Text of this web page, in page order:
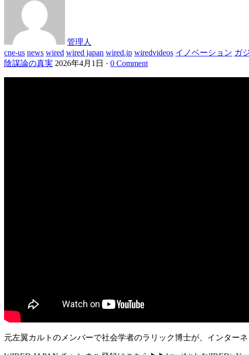
管理人
cne-us news wired wired japan wired.jp wiredvideos イノベーション ガ
陰謀論の真実 2026年4月1日 · 0 Comment
元左翼カルトのメンバーで社会学者のラリック博士が、インター